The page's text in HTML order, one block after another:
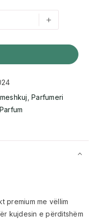
+
Parfumeri
premium me vëllim
kujdesin e përditshëm